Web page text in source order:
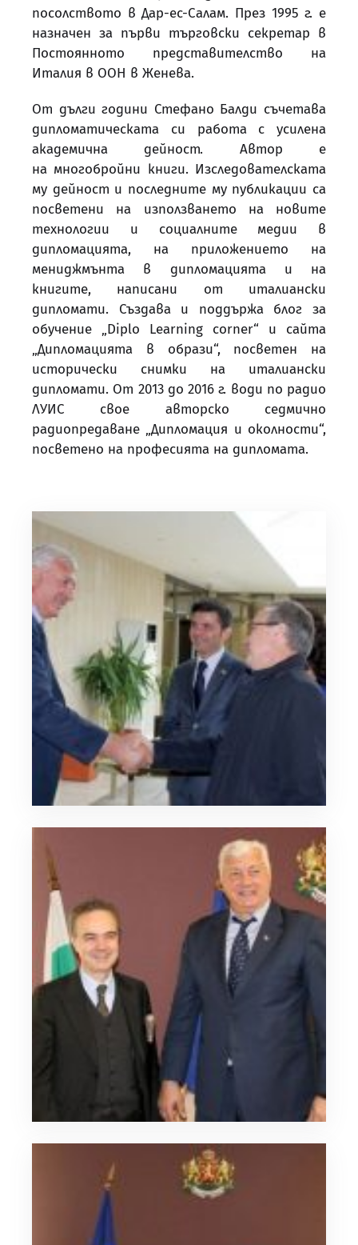
посолството в Дар-ес-Салам. През 1995 г. е
назначен за първи търговски секретар в
Постоянното представителство на
Италия в ООН в Женева.
От дълги години Стефано Балди съчетава
дипломатическата си работа с усилена
академична дейност. Автор е
на многобройни книги. Изследователската
му дейност и последните му публикации са
посветени на използването на новите
технологии и социалните медии в
дипломацията, на приложението на
мениджмънта в дипломацията и на
книгите, написани от италиански
дипломати. Създава и поддържа блог за
обучение „Diplo Learning corner“ и сайта
„Дипломацията в образи“, посветен на
исторически снимки на италиански
дипломати. От 2013 до 2016 г. води по радио
ЛУИС свое авторско седмично
радиопредаване „Дипломация и околности“,
посветено на професията на дипломата.